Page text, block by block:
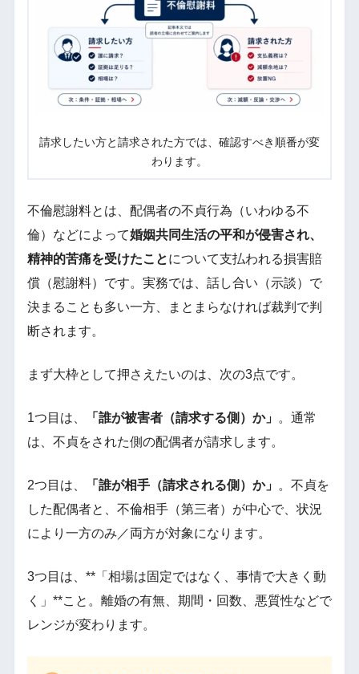
請求したい方と請求された方では、確認すべき順番が変
わります。
不倫慰謝料とは、配偶者の不貞行為（いわゆる不
倫）などによって婚姻共同生活の平和が侵害され、
精神的苦痛を受けたことについて支払われる損害賠
償（慰謝料）です。実務では、話し合い（示談）で
決まることも多い一方、まとまらなければ裁判で判
断されます。
まず大枠として押さえたいのは、次の3点です。
1つ目は、 「誰が被害者（請求する側）か」 。通常
は、不貞をされた側の配偶者が請求します。
2つ目は、 「誰が相手（請求される側）か」 。不貞を
した配偶者と、不倫相手（第三者）が中心で、状況
により一方のみ／両方が対象になります。
3つ目は、**「相場は固定ではなく、事情で大きく動
く」**こと。離婚の有無、期間・回数、悪質性などで
レンジが変わります。